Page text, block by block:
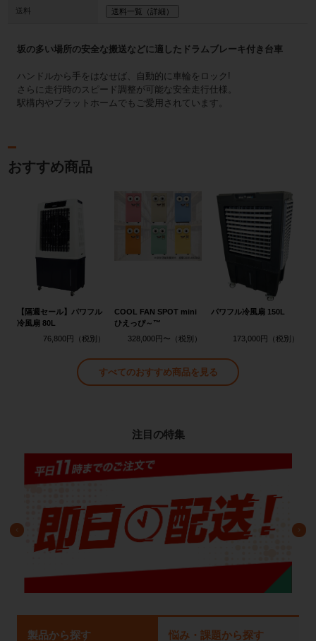
送料 送料一覧（詳細）
坂の多い場所の安全な搬送などに適したドラムブレーキ付き台車
ハンドルから手をはなせば、自動的に車輪をロック!
さらに走行時のスピード調整が可能な安全走行仕様。
駅構内やプラットホームでもご愛用されています。
おすすめ商品
【隔週セール】パワフル
冷風扇 80L
76,800円
COOL FAN SPOT mini
ひえっぴ～™
328,000円〜
パワフル冷風扇 150L
173,000円
すべてのおすすめ商品を見る
注目の特集
製品から探す 悩み・課題から探す